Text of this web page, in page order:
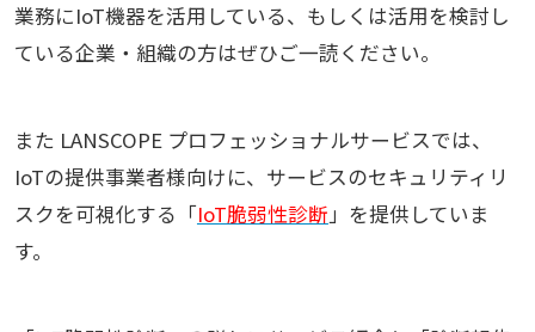
業務にIoT機器を活用している、もしくは活用を検討し
ている企業・組織の方はぜひご一読ください。
また LANSCOPE プロフェッショナルサービスでは、
IoTの提供事業者様向けに、サービスのセキュリティリ
スクを可視化する「IoT脆弱性診断」を提供していま
す。